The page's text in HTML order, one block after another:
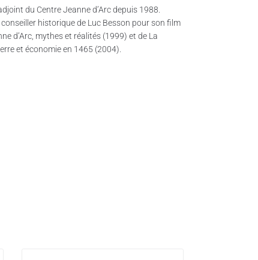
du Centre Jeanne d’Arc depuis 1988.
conseiller historique de Luc Besson pour son film
d’Arc, mythes et réalités (1999) et de La
et économie en 1465 (2004).